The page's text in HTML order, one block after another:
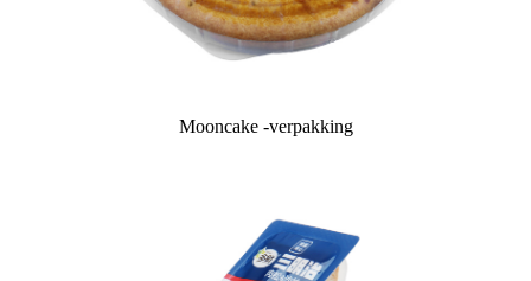
Mooncake -verpakking